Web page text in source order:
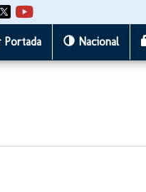
Portada Nacional